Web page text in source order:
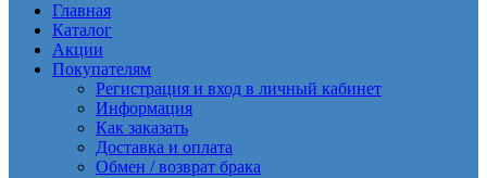
Главная
Каталог
Акции
Покупателям
Регистрация и вход в личный кабинет
Информация
Как заказать
Доставка и оплата
Обмен / возврат брака